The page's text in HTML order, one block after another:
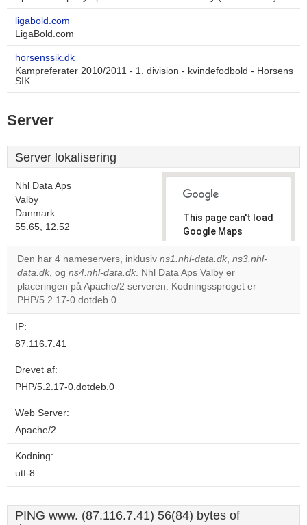
ligabold.com
LigaBold.com
horsenssik.dk
Kampreferater 2010/2011 - 1. division - kvindefodbold - Horsens
SIK
Server
Server lokalisering
Nhl Data Aps
Valby
Danmark
55.65, 12.52
This page can't load
Google Maps
correctly.
Do you
own this
Den har 4 nameservers, inklusiv ns1.nhl-data.dk, ns3.nhl-
data.dk, og ns4.nhl-data.dk. Nhl Data Aps Valby er
placeringen på Apache/2 serveren. Kodningssproget er
PHP/5.2.17-0.dotdeb.0
IP:
87.116.7.41
Drevet af:
PHP/5.2.17-0.dotdeb.0
Web Server:
Apache/2
Kodning:
utf-8
PING www. (87.116.7.41) 56(84) bytes of